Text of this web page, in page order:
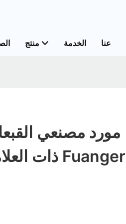
منتج الخدمة عنا
مورد مصنعي
ذات العلامة التجارية Fuanger